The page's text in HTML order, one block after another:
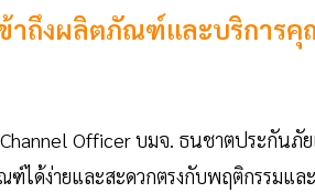
าถึงผลิตภัณฑ์และบริการ
Officer บมจ. ธนชาตประกันภั
ได้ง่ายและสะดวกตรงกับพฤติกรรมแล